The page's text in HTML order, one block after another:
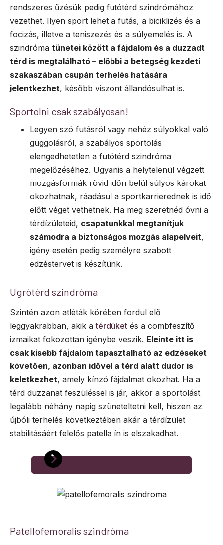
rendszeres űzésük pedig futótérd szindrómához
vezethet. Ilyen sport lehet a futás, a biciklizés és a
focizás, illetve a teniszezés és a súlyemelés is. A
szindróma tünetei között a fájdalom és a duzzadt
térd is megtalálható – előbbi a betegség kezdeti
szakaszában csupán terhelés hatására
jelentkezhet, később viszont állandósulhat is.
Sportolni csak szabályosan!
Legyen szó futásról vagy nehéz súlyokkal való
guggolásról, a szabályos sportolás
elengedhetetlen a futótérd szindróma
megelőzéséhez. Ugyanis a helytelenül végzett
mozgásformák rövid időn belül súlyos károkat
okozhatnak, ráadásul a sportkarrierednek is idő
előtt véget vethetnek. Ha meg szeretnéd óvni a
térdízületeid, csapatunkkal megtanítjuk
számodra a biztonságos mozgás alapelveit,
igény esetén pedig személyre szabott
edzéstervet is készítünk.
Ugrótérd szindróma
Szintén azon atléták körében fordul elő
leggyakrabban, akik atérdüket és a combfeszítő
izmaikat fokozottan igénybe veszik. Eleinte itt is
csak kisebb fájdalom tapasztalható az edzéseket
követően, azonban idővel a térd alatt dudor is
keletkezhet, amely kínzó fájdalmat okozhat. Ha a
térd duzzanat feszüléssel is jár, akkor a sportolást
legalább néhány napig szüneteltetni kell, hiszen az
újbóli terhelés következtében akár a térdízület
stabilitásáért felelős patella ín is elszakadhat.
Patellofemoralis szindróma